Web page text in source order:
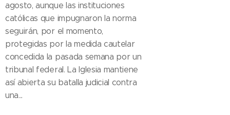
agosto, aunque las instituciones
católicas que impugnaron la norma
seguirán, por el momento,
protegidas por la medida cautelar
concedida la pasada semana por un
tribunal federal. La Iglesia mantiene
así abierta su batalla judicial contra
una...